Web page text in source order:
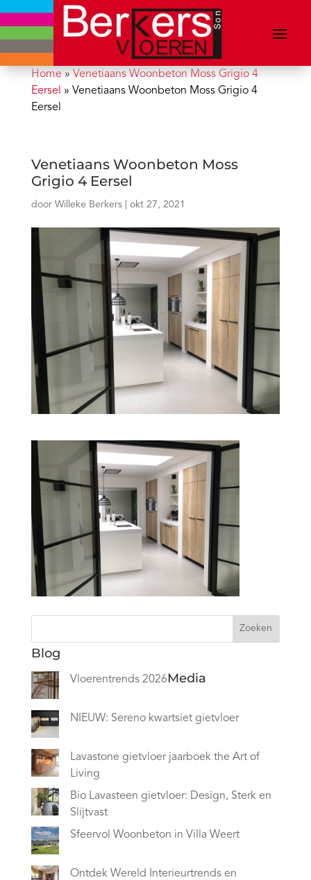
Home» Venetiaans Woonbeton Moss Grigio 4
Eersel » Venetiaans Woonbeton Moss Grigio 4
Eersel
Venetiaans Woonbeton Moss
Grigio 4 Eersel
door Willeke Berkers| okt 27, 2021
Zoeken
Blog
Vloerentrends 2026
NIEUW: Sereno kwartsiet gietvloer
Lavastone gietvloer jaarboek the Art of
Living
Bio Lavasteen gietvloer: Design, Sterk en
Slijtvast
Sfeervol Woonbeton in Villa Weert
Ontdek Wereld Interieurtrends en
Media